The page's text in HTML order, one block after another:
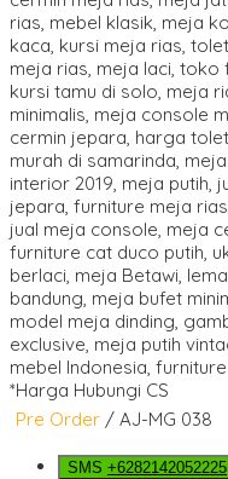
*Harga Hubungi CS
Pre Order / AJ-MG 038
SMS +6282142052225